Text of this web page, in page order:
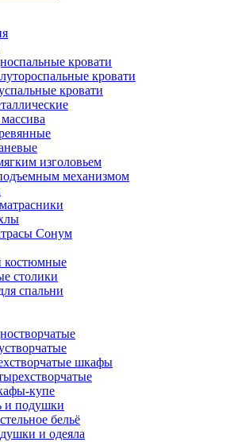
кровати
кровати
кровати
изголовьем
механизмом
Сонум
костюмные
столики
спальни
шкафы
купе
и подушки
бельё
и одеяла